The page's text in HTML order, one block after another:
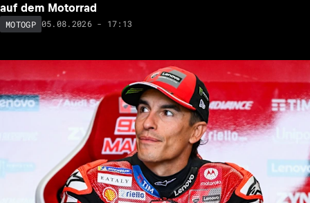
auf dem Motorrad
MOTOGP 05.08.2026 - 17:13